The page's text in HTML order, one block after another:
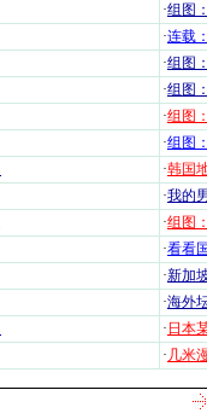
·组图
·连载
·组图
·组图
·组图
·组图
·韩国
·我的
·组图
·看看
·新加
·海外
· 日本
· 几米